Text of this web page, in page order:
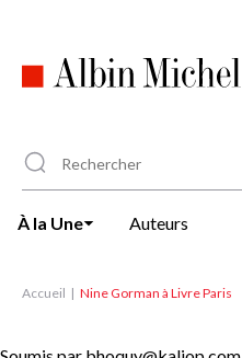
principal
À la Une Auteurs
Accueil Nine Gorman à Livre Paris